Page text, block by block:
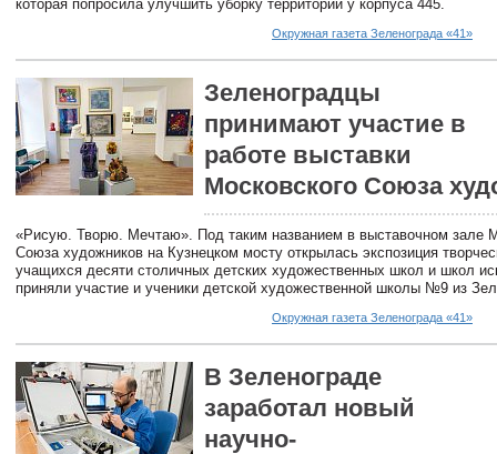
которая попросила улучшить уборку территории у корпуса 445.
Окружная газета Зеленограда «41»
Зеленоградцы
принимают участие в
работе выставки
Московского Союза
«Рисую. Творю. Мечтаю». Под таким названием в выставочном зале
Союза художников на Кузнецком мосту открылась экспозиция
учащихся десяти столичных детских художественных школ и школ
приняли участие и ученики детской художественной школы №9 из
Окружная газета Зеленограда «41»
В Зеленограде
заработал новый
научно-